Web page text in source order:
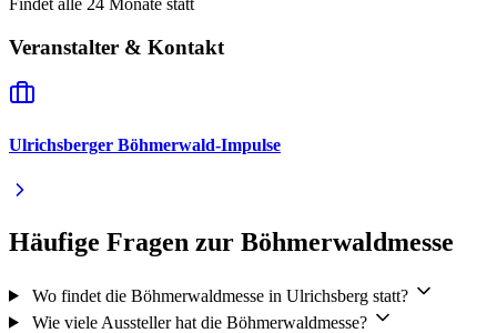
Findet alle 24 Monate statt
Veranstalter & Kontakt
Ulrichsberger Böhmerwald-Impulse
Häufige Fragen zur Böhmerwaldmesse
Wo findet die Böhmerwaldmesse in Ulrichsberg statt?
Wie viele Aussteller hat die Böhmerwaldmesse?